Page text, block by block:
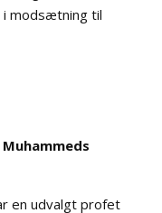
modsætning til
en udvalgt profet